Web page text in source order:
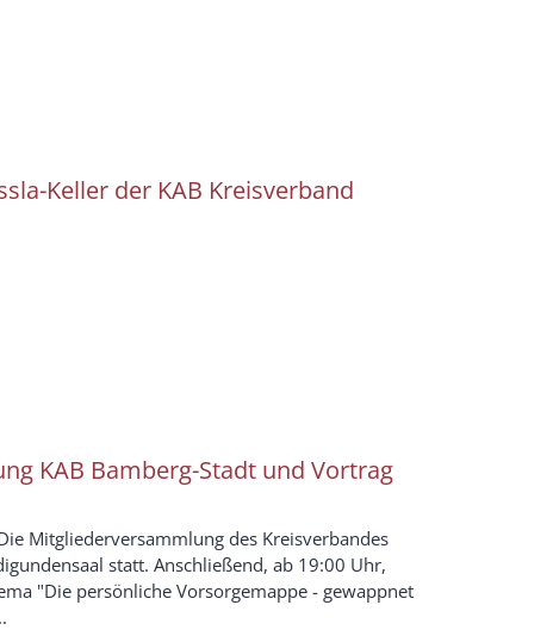
Keller der KAB Kreisverband
KAB Bamberg-Stadt und Vortrag
Mitgliederversammlung des Kreisverbandes
statt. Anschließend, ab 19:00 Uhr,
"Die persönliche Vorsorgemappe - gewappnet